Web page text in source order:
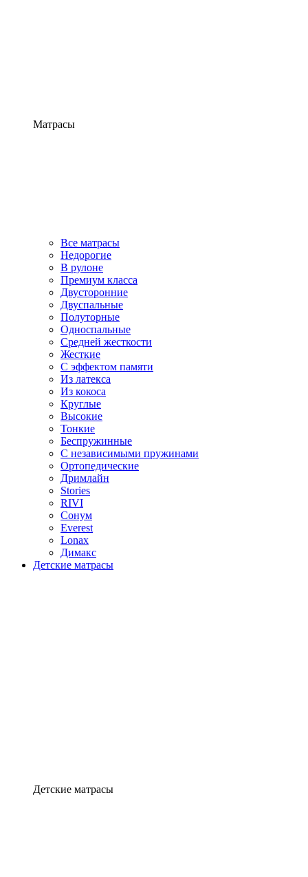
Матрасы
Все матрасы
Недорогие
В рулоне
Премиум класса
Двусторонние
Двуспальные
Полуторные
Односпальные
Средней жесткости
Жесткие
С эффектом памяти
Из латекса
Из кокоса
Круглые
Высокие
Тонкие
Беспружинные
С независимыми пружинами
Ортопедические
Дримлайн
Stories
RIVI
Сонум
Everest
Lonax
Димакс
Детские матрасы
Детские матрасы